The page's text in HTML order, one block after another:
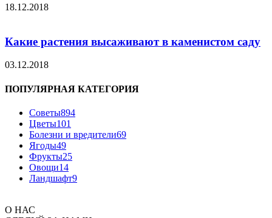
18.12.2018
Какие растения высаживают в каменистом саду
03.12.2018
ПОПУЛЯРНАЯ КАТЕГОРИЯ
Советы894
Цветы101
Болезни и вредители69
Ягоды49
Фрукты25
Овощи14
Ландшафт9
О НАС